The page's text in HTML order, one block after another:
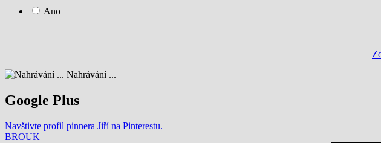
Ano
Nahrávání ...
Google Plus
Navštivte profil pinnera Jiří na Pinterestu.
BROUK